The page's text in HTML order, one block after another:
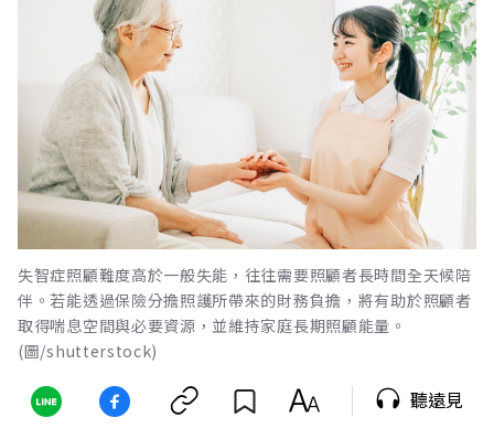
失智症照顧難度高於一般失能，往往需要照顧者長時間全天候陪
伴。若能透過保險分擔照護所帶來的財務負擔，將有助於照顧者
取得喘息空間與必要資源，並維持家庭長期照顧能量。
(圖/shutterstock)
聽遠見